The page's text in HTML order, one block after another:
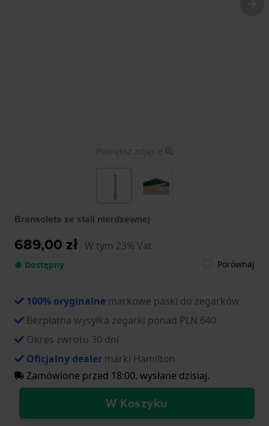
Powiększ zdjęcie
Bransoleta ze stali nierdzewnej
689,00 zł W tym 23% Vat
● Dostępny Porównaj
100% oryginalne markowe paski do zegarków
Bezpłatna wysyłka zegarki ponad PLN 640
Okres zwrotu 30 dni
Oficjalny dealer marki Hamilton
Zamówione przed 18:00, wysłane dzisiaj.
W Koszyku